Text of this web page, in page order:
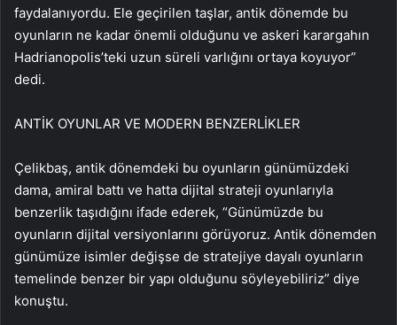
faydalanıyordu. Ele geçirilen taşlar, antik dönemde bu
oyunların ne kadar önemli olduğunu ve askeri karargahın
Hadrianopolis’teki uzun süreli varlığını ortaya koyuyor”
dedi.
ANTİK OYUNLAR VE MODERN BENZERLİKLER
Çelikbaş, antik dönemdeki bu oyunların günümüzdeki
dama, amiral battı ve hatta dijital strateji oyunlarıyla
benzerlik taşıdığını ifade ederek, “Günümüzde bu
oyunların dijital versiyonlarını görüyoruz. Antik dönemden
günümüze isimler değişse de stratejiye dayalı oyunların
temelinde benzer bir yapı olduğunu söyleyebiliriz” diye
konuştu.